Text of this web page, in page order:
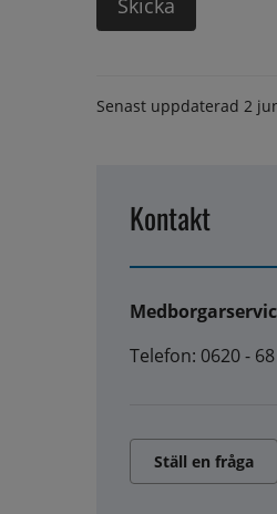
Senast uppdaterad 2
Kontakt
Telefon: 0620 -
Ställ en fråga